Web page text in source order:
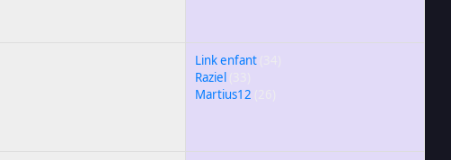
Link enfant
Raziel
Martius12